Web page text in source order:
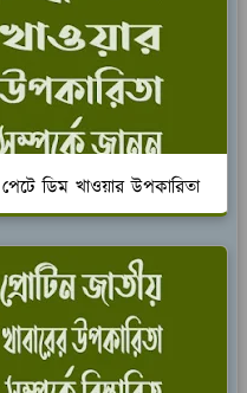
ডিম খাওয়ার উপকারিতা